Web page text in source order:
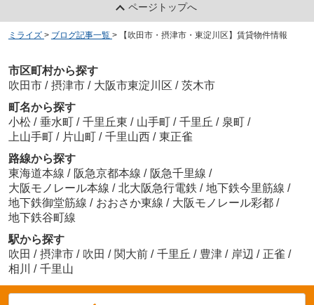
ページトップへ
ミライズ > ブログ記事一覧 > 【吹田市・摂津市・東淀川区】賃貸物件情報
市区町村から探す
吹田市 / 摂津市 / 大阪市東淀川区 / 茨木市
町名から探す
小松 / 垂水町 / 千里丘東 / 山手町 / 千里丘 / 泉町 /
上山手町 / 片山町 / 千里山西 / 東正雀
路線から探す
東海道本線 / 阪急京都本線 / 阪急千里線 /
大阪モノレール本線 / 北大阪急行電鉄 / 地下鉄今里筋線 /
地下鉄御堂筋線 / おおさか東線 / 大阪モノレール彩都 /
地下鉄谷町線
駅から探す
吹田 / 摂津市 / 吹田 / 関大前 / 千里丘 / 豊津 / 岸辺 / 正雀 /
相川
/ 千里山